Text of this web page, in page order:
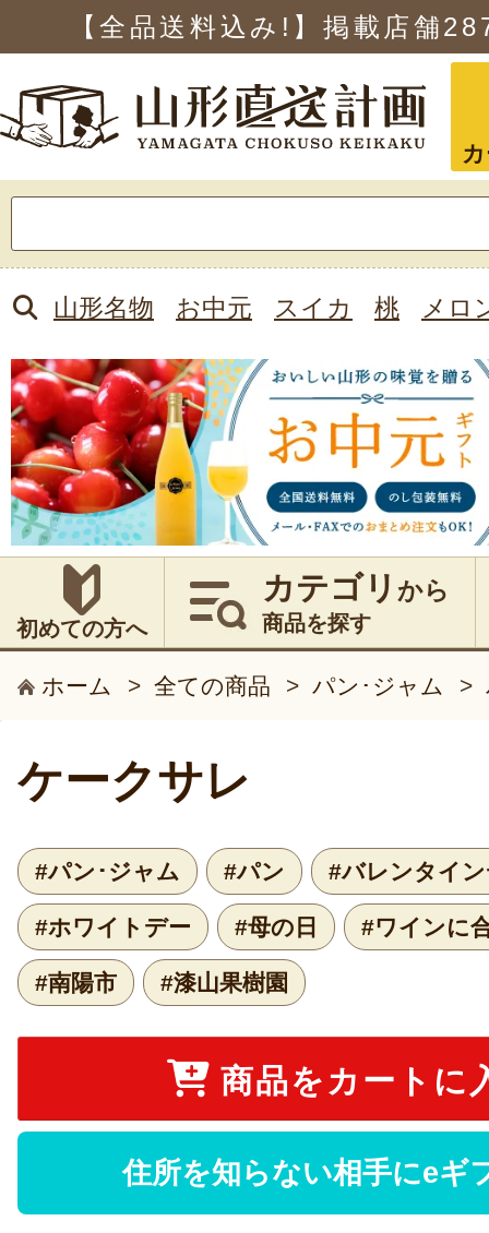
【全品送料込み!】掲載店舗
索:
山形名物 お中元 スイカ 桃 メロ
初めての方へ
カテゴリ から
商品を探す
ホーム > 全ての商品 > パン･ジャム >
ケークサレ
#パン･ジャム #パン #バレンタイ
#ホワイトデー #母の日 #ワインに
#南陽市 #漆山果樹園
商品をカートに
住所を知らない相手にeギ